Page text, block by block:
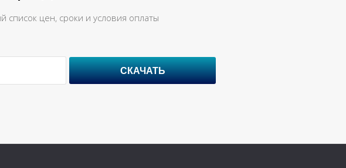
список цен, сроки и условия оплаты
СКАЧАТЬ